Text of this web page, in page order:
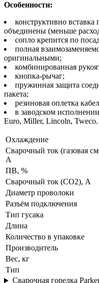
Особенности:
конструктивно
объединены (меньше
сопло крепится по
полная
оригинальными;
комбинированная
кнопка-рычаг;
пружинная защита
пакета;
резиновая оплетка
в заводском
Euro, Miller, Lincoln, Tweco.
Охлаждение
Сварочный ток (газовая
A
ПВ, %
Сварочный ток (СО2), A
Диаметр проволоки
Разъём подключения
Тип гусака
Длина
Количество в упаковке
Производитель
Вес, кг
Тип
Сварочная горелка